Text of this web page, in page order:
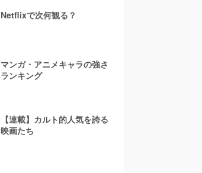
Netflixで次何観る？
マンガ・アニメキャラの強さ
ランキング
【連載】カルト的人気を誇る
映画たち